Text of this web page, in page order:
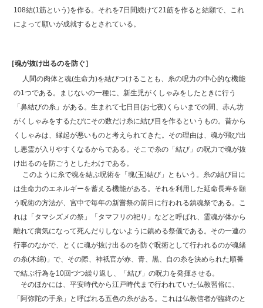
108結(1筋という)を作る。それを7日間続けて21筋を作ると結願で、これ
によって願いが成就するとされている。
［魂が抜け出るのを防ぐ］
人間の肉体と魂(生命力)を結びつけることも、糸の呪力の中心的な機能
の1つである。まじないの一種に、新生児がくしゃみをしたときに行う
「鼻結びの糸」がある。生まれて七日目(お七夜)くらいまでの間、赤ん坊
がくしゃみをするたぴにその数だけ糸に結び目を作るというもの。昔から
くしゃみは、縁起が悪いものと考えられてきた。その理由は、魂が飛び出
し悪霊が入りやすくなるからである。そこで糸の「結び」の呪力で魂が抜
け出るのを防ごうとしたわけである。
このように糸で魂を結ぶ呪術を「魂(玉)結び」ともいう。糸の結び目に
は生命力のエネルギーを蓄える機能がある。それを利用した延命長寿を願
う呪術の方法が、宮中で毎年の新嘗祭の前日に行われる鎮魂祭である。こ
れは「タマシズメの祭」「タマフリの祀り」などと呼ばれ、霊魂が体から
離れて病気になって死んだりしないように鎮める祭儀である。その一連の
行事のなかで、とくに魂が抜け出るのを防ぐ呪術として行われるのが魂緒
の糸(木綿)」で、その際、神祇官が赤、青、黒、自の糸を決められた順番
で結ぶ行為を10回づつ繰り返し、「結び」の呪力を発揮させる。
そのほかには、平安時代から江戸時代まで行われていた仏教習俗に、
「阿弥陀の手糸」と呼ばれる五色の糸がある。これは仏教信者が臨終のと